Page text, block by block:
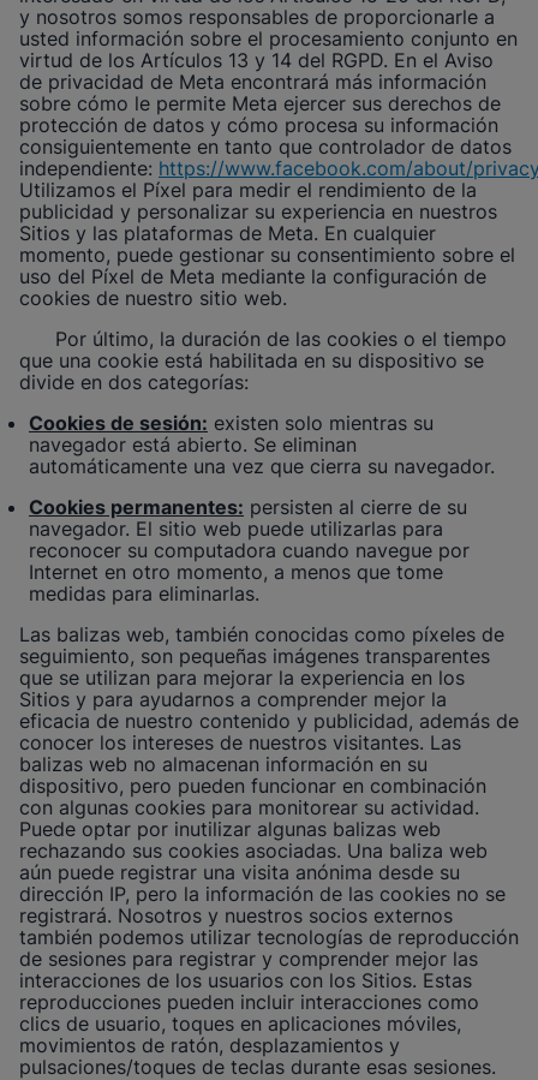
y nosotros somos responsables de proporcionarle a
usted información sobre el procesamiento conjunto en
virtud de los Artículos 13 y 14 del RGPD. En el Aviso
de privacidad de Meta encontrará más información
sobre cómo le permite Meta ejercer sus derechos de
protección de datos y cómo procesa su información
consiguientemente en tanto que controlador de datos
independiente: https://www.facebook.com/about/privacy
Utilizamos el Píxel para medir el rendimiento de la
publicidad y personalizar su experiencia en nuestros
Sitios y las plataformas de Meta. En cualquier
momento, puede gestionar su consentimiento sobre el
uso del Píxel de Meta mediante la configuración de
cookies de nuestro sitio web.
Por último, la duración de las cookies o el tiempo
que una cookie está habilitada en su dispositivo se
divide en dos categorías:
Cookies de sesión: existen solo mientras su
navegador está abierto. Se eliminan
automáticamente una vez que cierra su navegador.
Cookies permanentes: persisten al cierre de su
navegador. El sitio web puede utilizarlas para
reconocer su computadora cuando navegue por
Internet en otro momento, a menos que tome
medidas para eliminarlas.
Las balizas web, también conocidas como píxeles de
seguimiento, son pequeñas imágenes transparentes
que se utilizan para mejorar la experiencia en los
Sitios y para ayudarnos a comprender mejor la
eficacia de nuestro contenido y publicidad, además de
conocer los intereses de nuestros visitantes. Las
balizas web no almacenan información en su
dispositivo, pero pueden funcionar en combinación
con algunas cookies para monitorear su actividad.
Puede optar por inutilizar algunas balizas web
rechazando sus cookies asociadas. Una baliza web
aún puede registrar una visita anónima desde su
dirección IP, pero la información de las cookies no se
registrará. Nosotros y nuestros socios externos
también podemos utilizar tecnologías de reproducción
de sesiones para registrar y comprender mejor las
interacciones de los usuarios con los Sitios. Estas
reproducciones pueden incluir interacciones como
clics de usuario, toques en aplicaciones móviles,
movimientos de ratón, desplazamientos y
pulsaciones/toques de teclas durante esas sesiones.